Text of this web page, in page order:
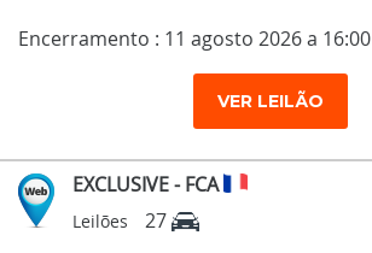
Encerramento : 11 agosto 2026 a 16:00
VER LEILÃO
EXCLUSIVE - FCA
Leilões
27